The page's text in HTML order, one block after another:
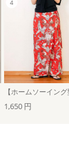
1,650 円